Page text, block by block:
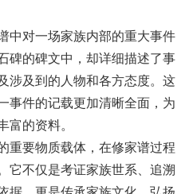
对一场家族内部的重大事件
碑的碑文中，却详细描述了事
涉及到的人物和各方态度。这
事件的记载更加清晰全面，为
富的资料。
要物质载体，在修家谱过程
它不仅是考证家族世系、追溯